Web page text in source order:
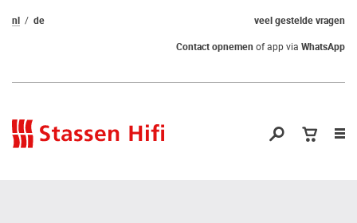
veel gestelde vragen
nl
de
Contact opnemenof app via WhatsApp